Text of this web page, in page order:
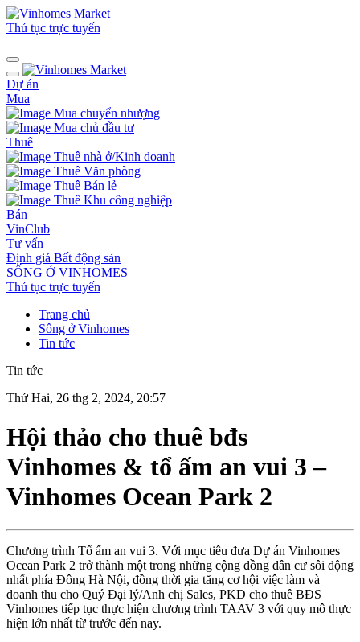
Thủ tục trực tuyến
Dự án
Mua
Mua chuyển nhượng
Mua chủ đầu tư
Thuê
Thuê nhà ở/Kinh doanh
Thuê Văn phòng
Thuê Bán lẻ
Thuê Khu công nghiệp
Bán
VinClub
Tư vấn
Định giá Bất động sản
SỐNG Ở VINHOMES
Thủ tục trực tuyến
Trang chủ
Sống ở Vinhomes
Tin tức
Tin tức
Thứ Hai, 26 thg 2, 2024, 20:57
Hội thảo cho thuê bđs
Vinhomes & tổ ấm an vui 3 –
Vinhomes Ocean Park 2
Chương trình Tổ ấm an vui 3. Với mục tiêu đưa Dự án Vinhomes
Ocean Park 2 trở thành một trong những cộng đồng dân cư sôi động
nhất phía Đông Hà Nội, đồng thời gia tăng cơ hội việc làm và
doanh thu cho Quý Đại lý/Anh chị Sales, PKD cho thuê BĐS
Vinhomes tiếp tục thực hiện chương trình TAAV 3 với quy mô thực
hiện lớn nhất từ trước đến nay.